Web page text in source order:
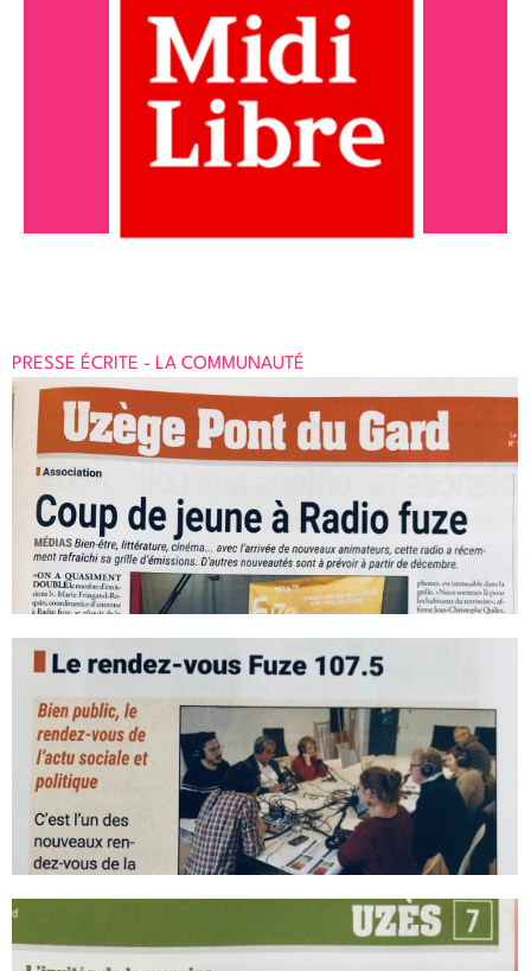
Le 21 vient en aide sur le numérique
Lire l'article
PRESSE ÉCRITE - LA COMMUNAUTÉ